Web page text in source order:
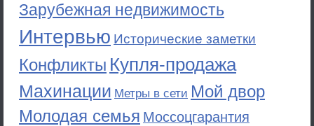
Зарубежная недвижимость
Интервью Исторические заметки
Конфликты Купля-продажа
Махинации Метры в сети Мой двор
Молодая семья Моссоцгарантия